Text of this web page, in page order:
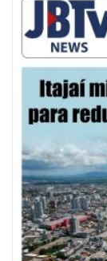
07/08/2026 | 10:15
Defesa Civil de
novo marégrafo